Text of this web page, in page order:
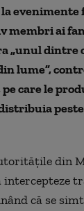
evenimente
membri ai
„unul dintre
lume”,
care le
din
intercepteze
că se